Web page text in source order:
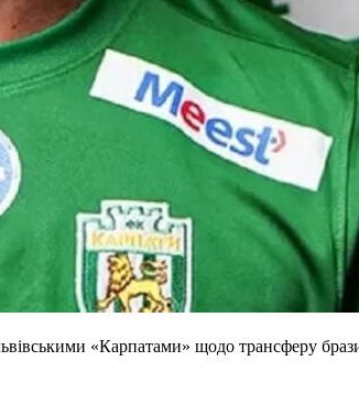
«Карпатами» щодо трансферу